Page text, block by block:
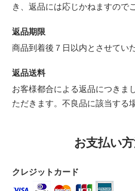
き、返品には応じかねますので
返品期限
商品到着後７日以内とさせてい
返品送料
お客様都合による返品につきま
ただきます。不良品に該当する
お支払い
クレジットカード